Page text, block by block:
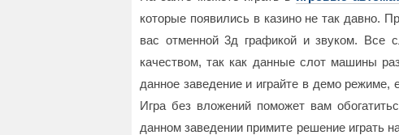
которые появились в казино не так давно.
вас отменной 3д графикой и звуком. Все
качеством, так как данные слот машины
данное заведение и играйте в демо режиме,
Игра без вложений поможет вам
данном заведении примите решение играть